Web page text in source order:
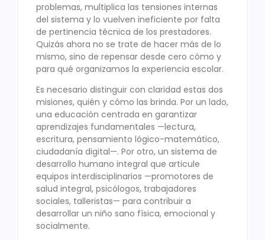
problemas, multiplica las tensiones internas
del sistema y lo vuelven ineficiente por falta
de pertinencia técnica de los prestadores.
Quizás ahora no se trate de hacer más de lo
mismo, sino de repensar desde cero cómo y
para qué organizamos la experiencia escolar.
Es necesario distinguir con claridad estas dos
misiones, quién y cómo las brinda. Por un lado,
una educación centrada en garantizar
aprendizajes fundamentales —lectura,
escritura, pensamiento lógico-matemático,
ciudadanía digital—. Por otro, un sistema de
desarrollo humano integral que articule
equipos interdisciplinarios —promotores de
salud integral, psicólogos, trabajadores
sociales, talleristas— para contribuir a
desarrollar un niño sano física, emocional y
socialmente.